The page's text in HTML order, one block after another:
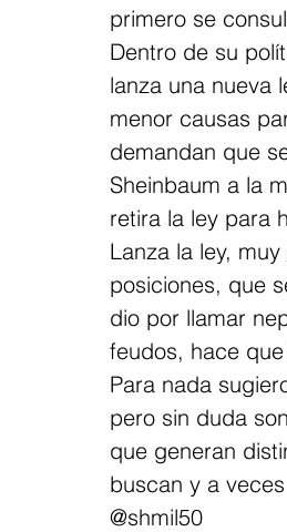
primero se
Dentro de su
lanza una nueva
menor causas
demandan que
Sheinbaum a la
retira la ley para
Lanza la ley,
posiciones, que
dio por llamar
feudos, hace
Para nada
pero sin duda
que generan
buscan y a
@shmil50